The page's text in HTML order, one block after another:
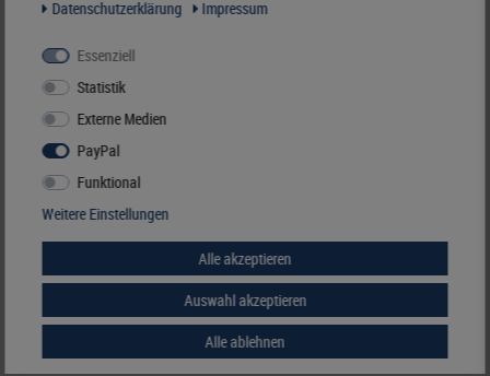
KOBRA-Binder Maxi, Ringbinder leer, schwarz, 245 x 225 mm
23,90 €*
Best.Nummer K-G19B-S
Ähnliche Artikel
Daten­schutz­erklärung Impressum
Essenziell
Statistik
Externe Medien
PayPal
Funktional
Weitere Einstellungen
Alle akzeptieren
Auswahl akzeptieren
Alle ablehnen